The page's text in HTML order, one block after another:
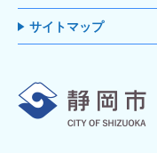
サイトマップ